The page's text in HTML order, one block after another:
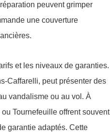
peuvent grimper
une couverture
et les niveaux de garanties.
Caffarelli, peut présenter des
vandalisme ou au vol. À
Tournefeuille offrent souvent
garantie adaptés. Cette